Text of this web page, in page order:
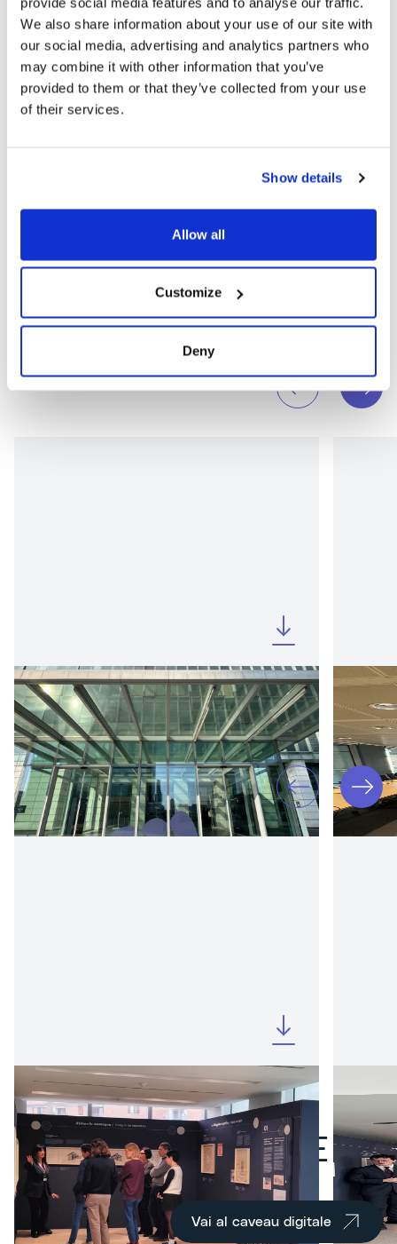
We also share information about your use of our site with
our social media, advertising and analytics partners who
may combine it with other information that you’ve
provided to them or that they’ve collected from your use
of their services.
Show details
Allow all
Customize
Deny
L’ESPERIENZA IMMERSIVA
ARCHIVIO DIGITALE
Vai al caveau digitale